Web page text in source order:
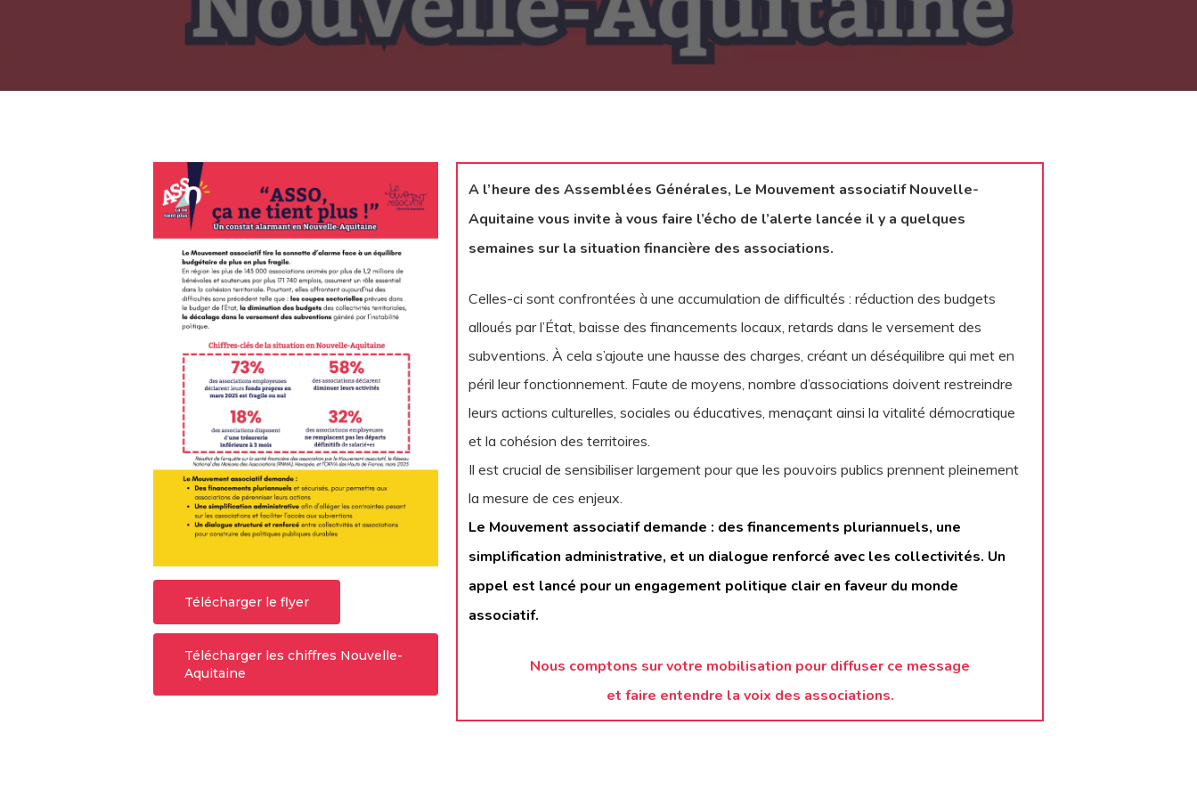
Télécharger le flyer
Télécharger les chiffres Nouvelle-
Aquitaine
A l’heure des Assemblées Générales, Le Mouvement associatif Nouvelle-
Aquitaine vous invite à vous faire l’écho de l’alerte lancée il y a quelques
semaines sur la situation financière des associations.
Celles-ci sont confrontées à une accumulation de difficultés : réduction des budgets
alloués par l’État, baisse des financements locaux, retards dans le versement des
subventions. À cela s’ajoute une hausse des charges, créant un déséquilibre qui met en
péril leur fonctionnement. Faute de moyens, nombre d’associations doivent restreindre
leurs actions culturelles, sociales ou éducatives, menaçant ainsi la vitalité démocratique
et la cohésion des territoires.
Il est crucial de sensibiliser largement pour que les pouvoirs publics prennent pleinement
la mesure de ces enjeux.
Le Mouvement associatif demande : des financements pluriannuels, une
simplification administrative, et un dialogue renforcé avec les collectivités. Un
appel est lancé pour un engagement politique clair en faveur du monde
associatif.
Nous comptons sur votre mobilisation pour diffuser ce message
et faire entendre la voix des associations.